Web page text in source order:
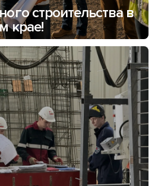
строительства в
крае!